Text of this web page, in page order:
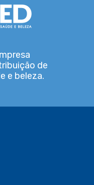
de
e beleza.